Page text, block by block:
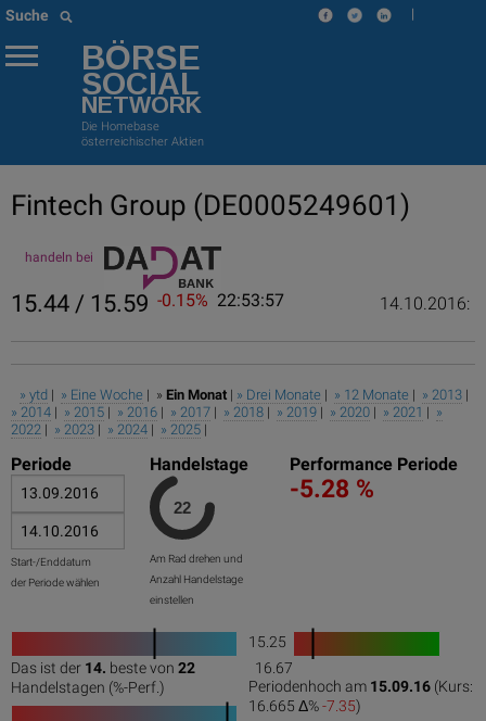
Suche |
BÖRSE
SOCIAL
NETWORK
Die Homebase
österreichischer Aktien
Fintech Group (DE0005249601)
handeln bei
14.10.2016:
15.44 / 15.59 -0.15% 22:53:57
» ytd | » Eine Woche | » Ein Monat | » Drei Monate | » 12 Monate | » 2013 |
» 2014 | » 2015 | » 2016 | » 2017 | » 2018 | » 2019 | » 2020 | » 2021 | »
2022 | » 2023 | » 2024 | » 2025 |
Periode
Start-/Enddatum
der Periode wählen
Handelstage
Am Rad drehen und
Anzahl Handelstage
einstellen
Performance Periode
-5.28 %
0 50
Das ist der 14. beste von 22
Handelstagen (%-Perf.)
15.25
1
0 100
16.67
Periodenhoch am 15.09.16 (Kurs:
16.665 Δ%-7.35)